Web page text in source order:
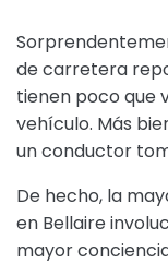
de carretera
tienen poco que
vehículo. Más
un conductor
De hecho, la
en Bellaire
mayor